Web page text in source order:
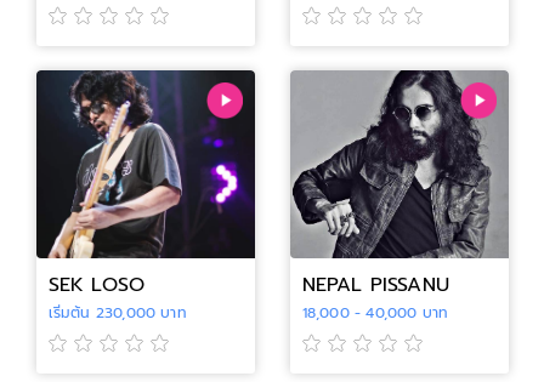
SEK LOSO
เริ่มต้น 230,000 บาท
NEPAL PISSANU
18,000 - 40,000 บาท